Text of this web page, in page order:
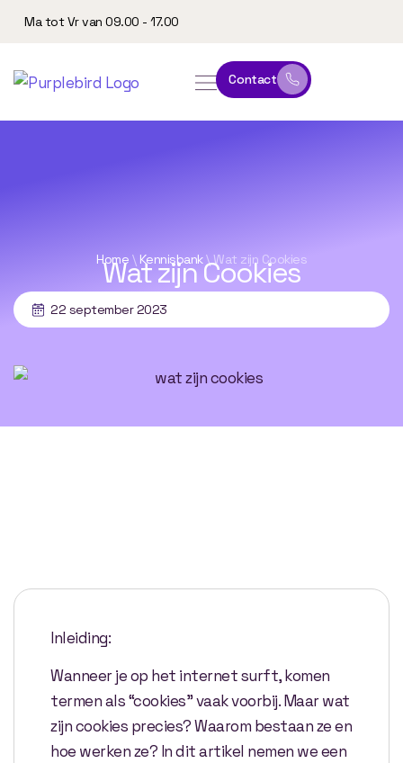
Ma tot Vr van 09.00 - 17.00
Contact
Home \ Kennisbank\Wat zijn Cookies
Wat zijn Cookies
22 september 2023
Inleiding:
Wanneer je op het internet surft, komen
termen als “cookies” vaak voorbij. Maar wat
zijn cookies precies? Waarom bestaan ze en
hoe werken ze? In dit artikel nemen we een